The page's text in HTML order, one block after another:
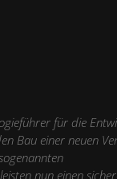
für die
Bau einer neuen
nun einen